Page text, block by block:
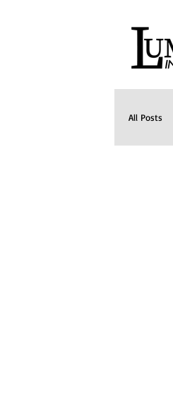
All Posts